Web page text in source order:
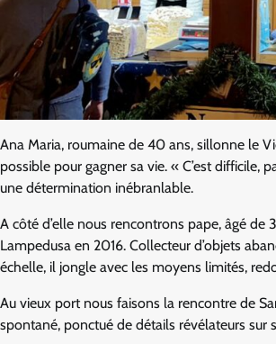
Ana Maria, roumaine de 40 ans, sillonne le
possible pour gagner sa vie. « C’est difficile,
une détermination inébranlable.
A côté d’elle nous rencontrons pape, âgé
Lampedusa en 2016. Collecteur d’objets
échelle, il jongle avec les moyens limités,
Au vieux port nous faisons la rencontre de
spontané, ponctué de détails révélateurs